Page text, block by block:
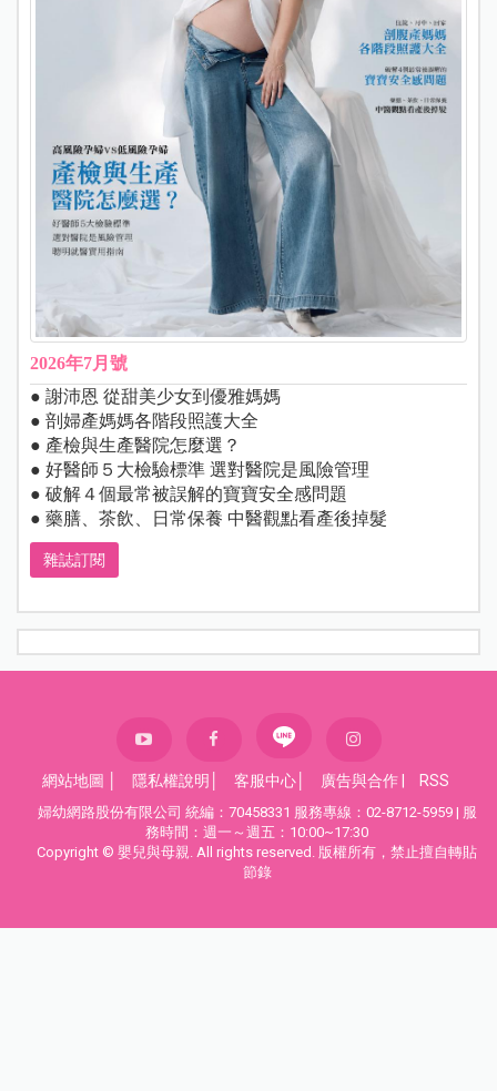
2026年7月號
● 謝沛恩 從甜美少女到優雅媽媽
● 剖婦產媽媽各階段照護大全
● 產檢與生產醫院怎麼選？
● 好醫師５大檢驗標準 選對醫院是風險管理
● 破解４個最常被誤解的寶寶安全感問題
● 藥膳、茶飲、日常保養 中醫觀點看產後掉髮
雜誌訂閱
網站地圖 隱私權說明 客服中心 廣告與合作 RSS
婦幼網路股份有限公司 統編：70458331 服務專線：02-8712-5959 | 服
務時間：週一～週五：10:00~17:30
Copyright © 嬰兒與母親. All rights reserved. 版權所有，禁止擅自轉貼
節錄